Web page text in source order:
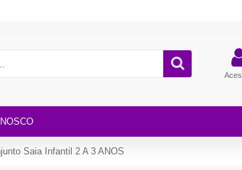
Saia Infantil 2 A 3 ANOS